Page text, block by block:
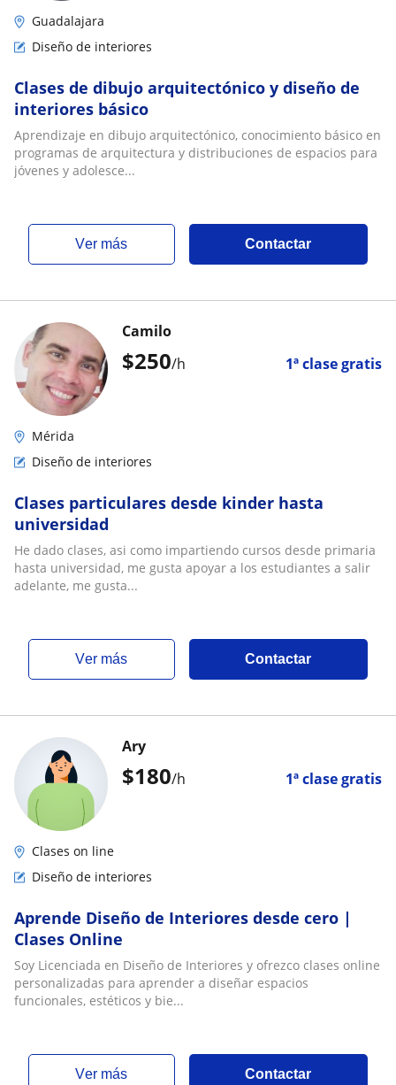
Guadalajara
Diseño de interiores
Clases de dibujo arquitectónico y diseño de
interiores básico
Aprendizaje en dibujo arquitectónico, conocimiento básico en
programas de arquitectura y distribuciones de espacios para
jóvenes y adolesce...
ver más Contactar
$250/h 1ª clase gratis
Camilo
Mérida
Diseño de interiores
Clases particulares desde kinder hasta
universidad
He dado clases, asi como impartiendo cursos desde primaria
hasta universidad, me gusta apoyar a los estudiantes a salir
adelante, me gusta...
ver más Contactar
$180/h 1ª clase gratis
Ary
Clases on line
Diseño de interiores
Aprende Diseño de Interiores desde cero |
Clases Online
Soy Licenciada en Diseño de Interiores y ofrezco clases online
personalizadas para aprender a diseñar espacios
funcionales, estéticos y bie...
ver más Contactar